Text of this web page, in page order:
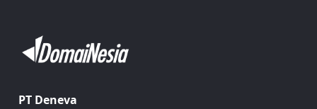
PT Deneva